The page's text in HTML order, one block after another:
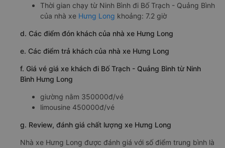
Thời gian chạy từ Ninh Bình đi Bố Trạch - Quảng Bình
của nhà xe Hưng Long khoảng: 7.2 giờ
d. Các điểm đón khách của nhà xe Hưng Long
e. Các điểm trả khách của nhà xe Hưng Long
f. Giá vé giá xe khách đi Bố Trạch - Quảng Bình từ Ninh
Bình Hưng Long
giường nằm 350000đ/vé
limousine 450000đ/vé
g. Review, đánh giá chất lượng xe Hưng Long
Nhà xe Hưng Long được đánh giá với số điểm trung bình là